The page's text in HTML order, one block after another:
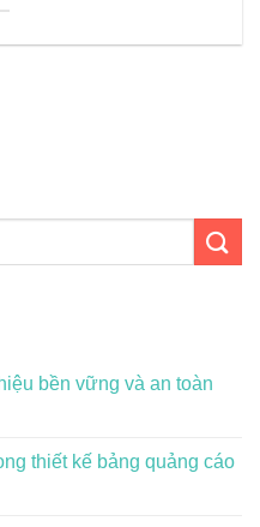
bền vững và an toàn
thiết kế bảng quảng cáo